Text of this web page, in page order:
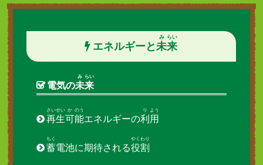
エネルギーと未
み
来
らい
電気の未
み
来
らい
再
さい
生
せい
可
か
能
のう
エネルギーの利
り
用
よう
蓄
ちく
電池に期待される役
やく
割
わり